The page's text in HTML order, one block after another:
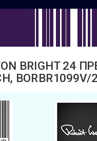
BRIGHT 24
BORBR1099V/